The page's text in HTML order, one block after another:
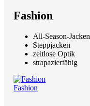
Fashion
All-Season-Jacken
Steppjacken
zeitlose Optik
strapazierfähig
Fashion